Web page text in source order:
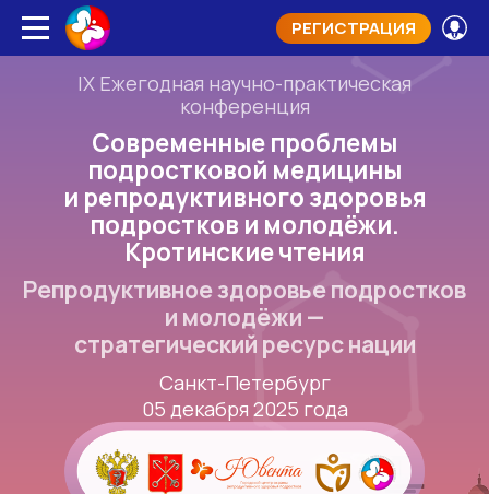
РЕГИСТРАЦИЯ
IX Ежегодная научно-практическая
конференция
Современные проблемы
подростковой медицины
и репродуктивного здоровья
подростков и молодёжи.
Кротинские чтения
Репродуктивное здоровье подростков
и молодёжи —
стратегический ресурс нации
Санкт-Петербург
05 декабря 2025 года